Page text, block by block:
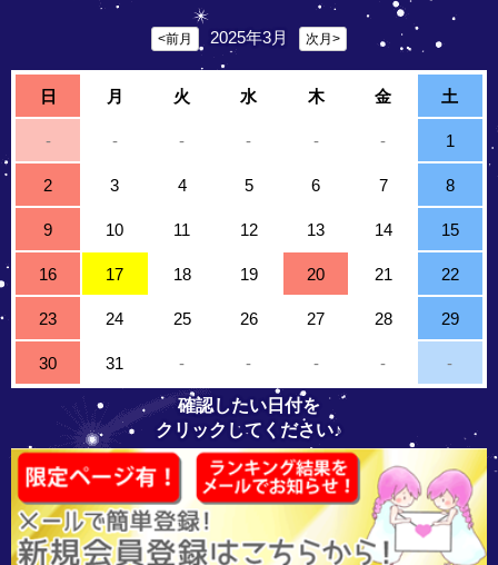
<前月 2025年3月 次月>
日 月 火 水 木 金 土
- - - - - - 1
2 3 4 5 6 7 8
9 10 11 12 13 14 15
16 17 18 19 20 21 22
23 24 25 26 27 28 29
30 31 - - - - -
確認したい日付を
クリックしてください♪